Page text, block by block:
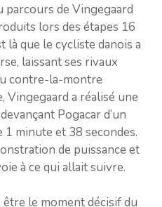
parcours de Vingegaard
lors des étapes 16
là que le cycliste danois a
laissant ses rivaux
contre-la-montre
Vingegaard a réalisé une
Pogacar d’un
minute et 38 secondes.
de puissance et
à ce qui allait suivre.
être le moment décisif du